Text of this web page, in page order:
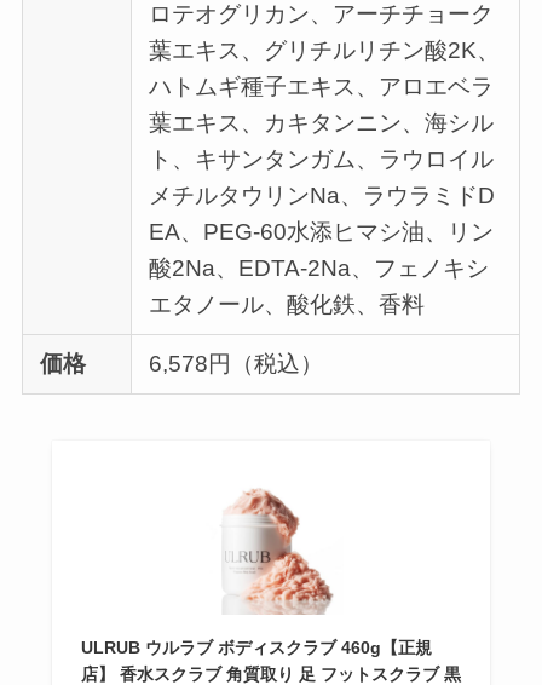
ロテオグリカン、アーチチョーク
葉エキス、グリチルリチン酸2K、
ハトムギ種子エキス、アロエベラ
葉エキス、カキタンニン、海シル
ト、キサンタンガム、ラウロイル
メチルタウリンNa、ラウラミドD
EA、PEG-60水添ヒマシ油、リン
酸2Na、EDTA-2Na、フェノキシ
エタノール、酸化鉄、香料
価格 6,578円（税込）
ULRUB ウルラブ ボディスクラブ 460g【正規
店】 香水スクラブ 角質取り 足 フットスクラブ 黒